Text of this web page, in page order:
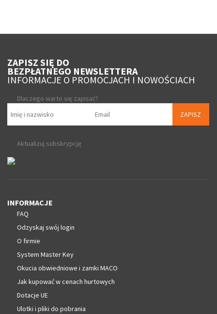
ZAPISZ SIĘ DO
BEZPŁATNEGO NEWSLETTERA
INFORMACJE O PROMOCJACH I NOWOŚCIACH
Dlaczego warto się zapisać?
ZAPISZ
Aktualizuj subskrypcję
INFORMACJE
FAQ
Odzyskaj swój login
O firmie
System Master Key
Okucia obwiedniowe i zamki MACO
Jak kupować w cenach hurtowych
Dotacje UE
Ulotki i pliki do pobrania